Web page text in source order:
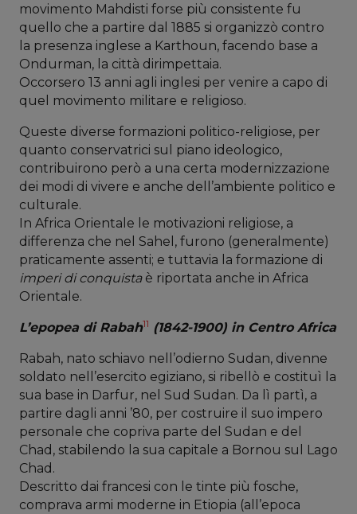
movimento Mahdisti forse più consistente fu
quello che a partire dal 1885 si organizzò contro
la presenza inglese a Karthoun, facendo base a
Ondurman, la città dirimpettaia.
Occorsero 13 anni agli inglesi per venire a capo di
quel movimento militare e religioso.
Queste diverse formazioni politico-religiose, per
quanto conservatrici sul piano ideologico,
contribuirono però a una certa modernizzazione
dei modi di vivere e anche dell’ambiente politico e
culturale.
In Africa Orientale le motivazioni religiose, a
differenza che nel Sahel, furono (generalmente)
praticamente assenti; e tuttavia la formazione di
imperi di conquistaè riportata anche in Africa
Orientale.
L’epopea di Rabah11 (1842-1900) in Centro Africa
Rabah, nato schiavo nell’odierno Sudan, divenne
soldato nell’esercito egiziano, si ribellò e costituì la
sua base in Darfur, nel Sud Sudan. Da lì partì, a
partire dagli anni ’80, per costruire il suo impero
personale che copriva parte del Sudan e del
Chad, stabilendo la sua capitale a Bornou sul Lago
Chad.
Descritto dai francesi con le tinte più fosche,
comprava armi moderne in Etiopia (all’epoca